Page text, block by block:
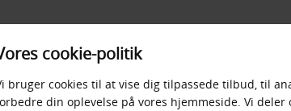
PRODUKTER &
KONTORER
cookie-politik
bruger cookies til at vise dig tilpassede tilbud, til
din oplevelse på vores hjemmeside. Vi deler